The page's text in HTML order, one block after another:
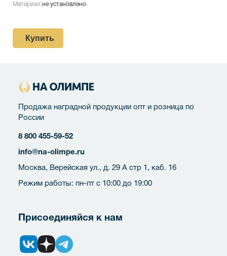
Материал:не установлено
Купить
Продажа наградной продукции опт и розница по
России
8 800 455-59-52
info@na-olimpe.ru
Москва, Верейская ул., д. 29 А стр 1, каб. 16
Режим работы: пн-пт с 10:00 до 19:00
Присоединяйся к нам